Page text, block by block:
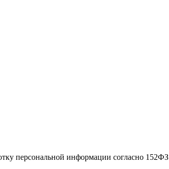
персональной информации согласно 152ФЗ